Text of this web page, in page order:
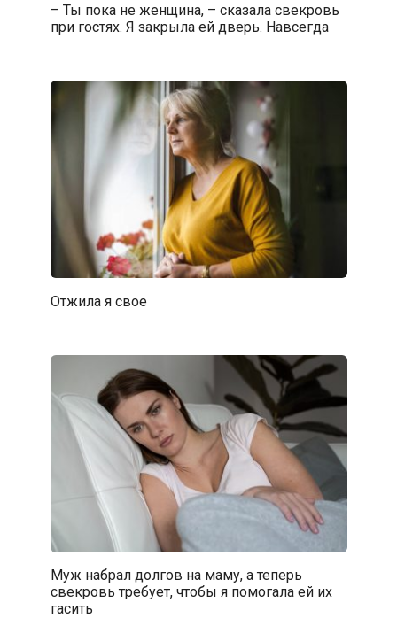
– Ты пока не женщина, – сказала свекровь
при гостях. Я закрыла ей дверь. Навсегда
Отжила я свое
Муж набрал долгов на маму, а теперь
свекровь требует, чтобы я помогала ей их
гасить